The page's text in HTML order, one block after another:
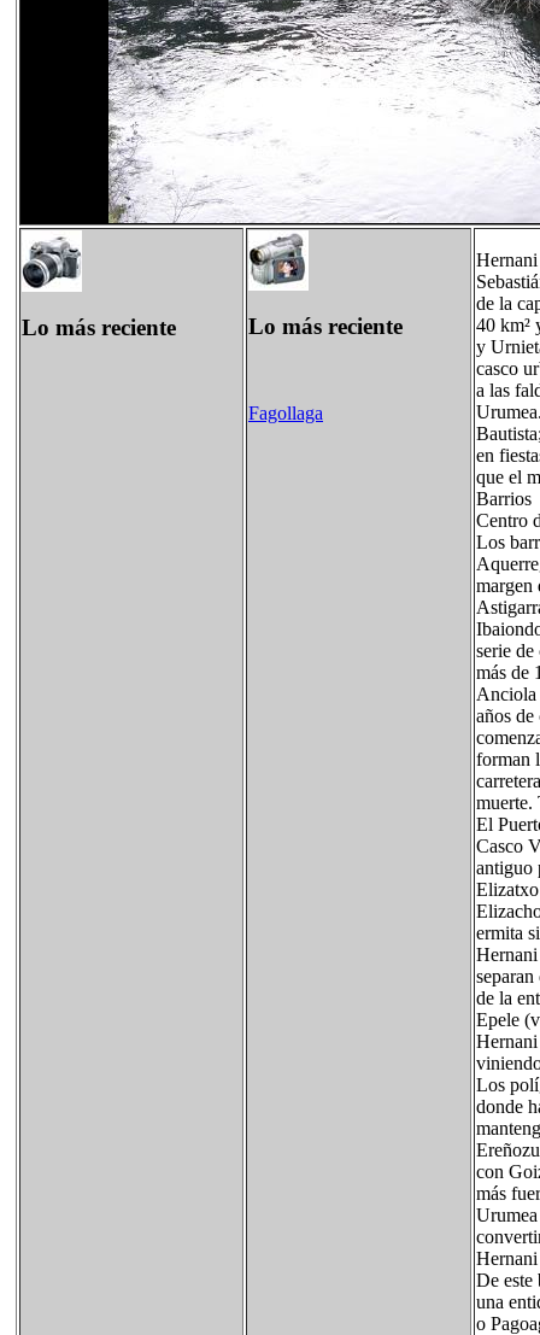
Lo más reciente Lo más reciente
Fagollaga
Hernani
de la
40 km²
y
casco
a las
en
que el
Barrios
Centro
Los
margen
serie de
más de
Anciola
años
forman
muerte.
El
Casco
antiguo
ermita
de la
Epele
Los
donde
con
más
De este
una
o